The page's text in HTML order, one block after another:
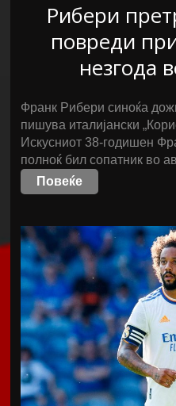
Рибери
повреди
незгода
Франк Рибери синоќа
пишува италијански
Искусниот 38-годишен
полноќ бил сопатник во
Повеќе